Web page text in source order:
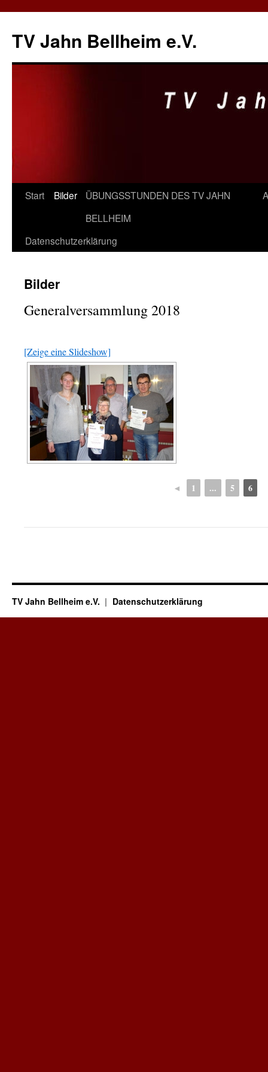
springen
TV Jahn Bellheim e.V.
Start Bilder
ÜBUNGSSTUNDEN DES TV JAHN
BELLHEIM
Datenschutzerklärung
Bilder
Generalversammlung 2018
[Zeige eine Slideshow]
◄ 1 ... 5 6
TV Jahn Bellheim e.V. Datenschutzerklärung